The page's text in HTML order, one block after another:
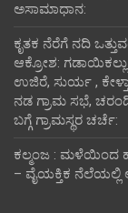
ಅಸಾಮಾಧಾನ:
ಕೃತಕ ನೆರೆಗೆ ನದಿ
ಆಕ್ರೋಶ:
ಉಜಿರೆ, ಸುರ್ಯ ,
ನಡ ಗ್ರಾಮ ಸಭೆ,
ಬಗ್ಗೆ ಗ್ರಾಮಸ್ಥರ ಚರ್ಚೆ:
ಕಲ್ಮಂಜ : ಮಳೆಯಿಂದ
– ವೈಯಕ್ತಿಕ ನೆಲೆಯಲ್ಲಿ